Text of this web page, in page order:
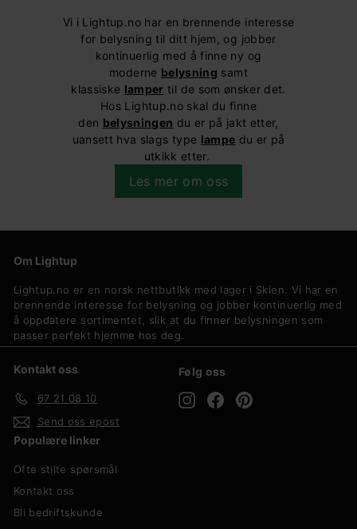
Vi i Lightup.no har en brennende interesse
for belysning til ditt hjem, og jobber
kontinuerlig med å finne ny og
moderne belysning samt
klassiske lamper til de som ønsker det.
Hos Lightup.no skal du finne
den belysningen du er på jakt etter,
uansett hva slags type lampe du er på
utkikk etter.
Les mer om oss
Om Lightup
Lightup.no er en norsk nettbutikk med lager i Skien. Vi har en
brennende interesse for belysning og jobber kontinuerlig med
å oppdatere sortimentet, slik at du finner belysningen som
passer perfekt hjemme hos deg.
Kontakt oss
67 21 08 10
Send oss epost
Følg oss
InstagramFacebookPinterest
Populære linker
Ofte stilte spørsmål
Kontakt oss
Bli bedriftskunde